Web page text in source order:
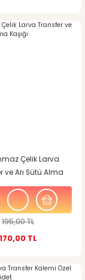
Çelik Larva
ve Arı Sütü Alma
Kaşığı
195,00 TL
170,00 TL